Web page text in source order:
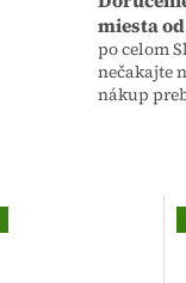
miesta od
po celom
nečakajte
nákup